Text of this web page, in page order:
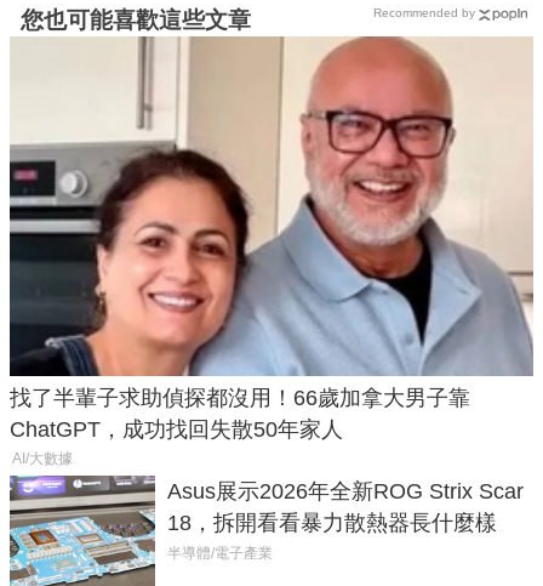
您也可能喜歡這些文章
找了半輩子求助偵探都沒用！66歲加拿大男子靠
ChatGPT，成功找回失散50年家人
AI/大數據
Asus展示2026年全新ROG Strix Scar
18，拆開看看暴力散熱器長什麼樣
半導體/電子產業
Recommended by